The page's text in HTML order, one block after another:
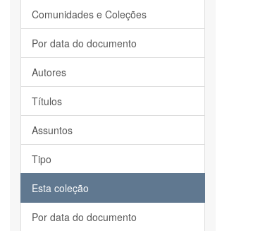
Comunidades e Coleções
Por data do documento
Autores
Títulos
Assuntos
Tipo
Esta coleção
Por data do documento